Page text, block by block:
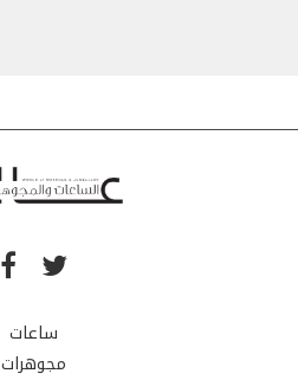
ساعات
مجوهرات